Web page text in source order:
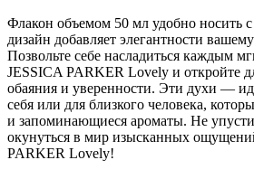
Флакон объемом 50 мл удобно носить
дизайн добавляет элегантности
Позвольте себе насладиться каждым
JESSICA PARKER Lovely и откройте
обаяния и уверенности. Эти духи —
себя или для близкого человека,
и запоминающиеся ароматы. Не
окунуться в мир изысканных
PARKER Lovely!